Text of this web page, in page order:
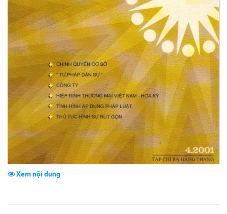
Xem nội dung